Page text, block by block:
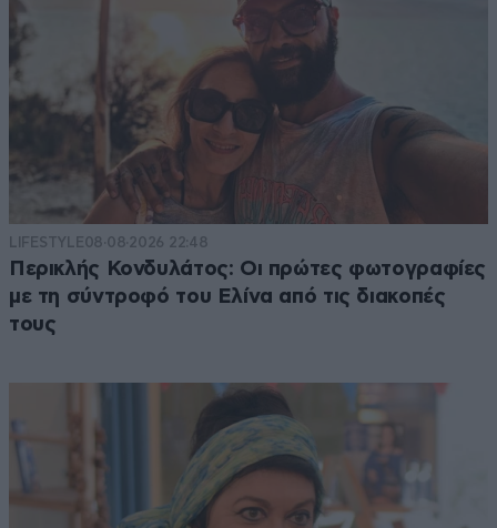
LIFESTYLE08·08·2026 22:48
Περικλής Κονδυλάτος: Οι πρώτες φωτογραφίες
με τη σύντροφό του Ελίνα από τις διακοπές
τους